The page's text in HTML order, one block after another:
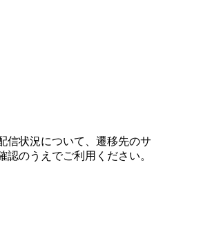
信状況について、遷移先のサ
認のうえでご利用ください。